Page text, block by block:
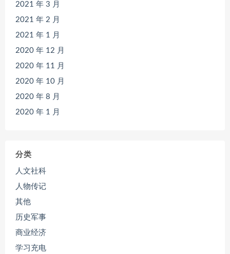
2021 年 3 月
2021 年 2 月
2021 年 1 月
2020 年 12 月
2020 年 11 月
2020 年 10 月
2020 年 8 月
2020 年 1 月
分类
人文社科
人物传记
其他
历史军事
商业经济
学习充电